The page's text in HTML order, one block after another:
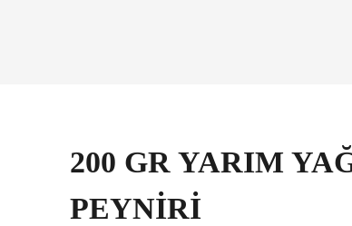
200 GR YARIM
PEYNIRI